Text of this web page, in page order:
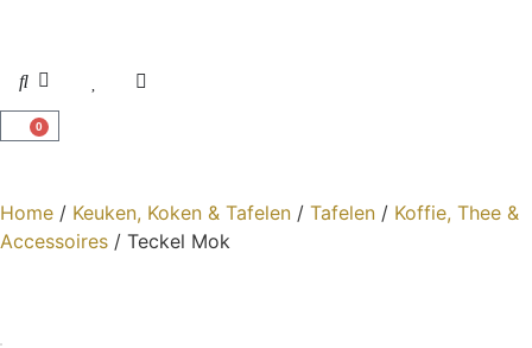
0
Home / Keuken, Koken & Tafelen / Tafelen / Koffie, Thee &
Accessoires / Teckel Mok